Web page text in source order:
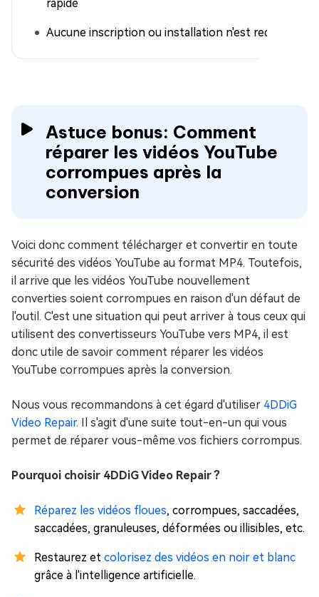
rapide
Aucune inscription ou installation n'est requise
Astuce bonus: Comment
réparer les vidéos YouTube
corrompues après la
conversion
Voici donc comment télécharger et convertir en toute
sécurité des vidéos YouTube au format MP4. Toutefois,
il arrive que les vidéos YouTube nouvellement
converties soient corrompues en raison d'un défaut de
l'outil. C'est une situation qui peut arriver à tous ceux qui
utilisent des convertisseurs YouTube vers MP4, il est
donc utile de savoir comment réparer les vidéos
YouTube corrompues après la conversion.
Nous vous recommandons à cet égard d'utiliser 4DDiG
Video Repair. Il s'agit d'une suite tout-en-un qui vous
permet de réparer vous-même vos fichiers corrompus.
Pourquoi choisir 4DDiG Video Repair ?
Réparez les vidéos floues, corrompues, saccadées,
saccadées, granuleuses, déformées ou illisibles, etc.
Restaurez et colorisez des vidéos en noir et blanc
grâce à l'intelligence artificielle.